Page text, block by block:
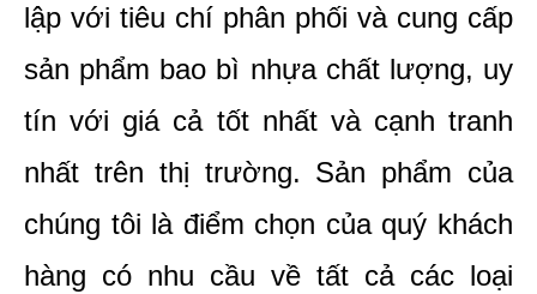
lập với tiêu chí phân phối và cung cấp
sản phẩm bao bì nhựa chất lượng, uy
tín với giá cả tốt nhất và cạnh tranh
nhất trên thị trường. Sản phẩm của
chúng tôi là điểm chọn của quý khách
hàng có nhu cầu về tất cả các loại